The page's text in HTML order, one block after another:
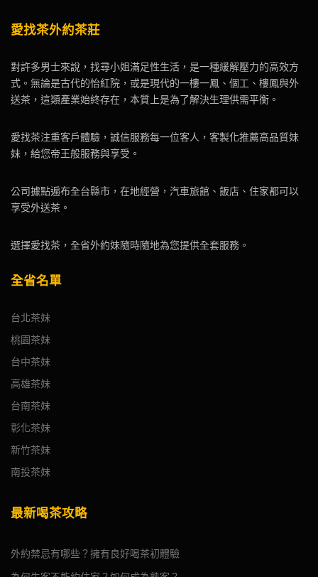
愛找茶外約茶莊
對許多男士來說，找尋小姐滿足性生活，是一種緩解壓力的高效方
式。無論是古代的怡紅院，或是現代的一樓一鳳、個工、樓鳳與外
送茶，這類產業始終存在，本質上是為了解決生理供需平衡。
愛找茶注重客戶體驗，誠信服務每一位客人，客製化推薦高品質妹
妹，給您帝王般服務與享受。
公司據點遍布全台縣市，在地經營，汽車旅館、飯店、住家都可以
享受外送茶。
選擇愛找茶，全省外約妹隨時隨地為您提供全套服務。
全省名單
台北茶妹
桃園茶妹
台中茶妹
高雄茶妹
台南茶妹
彰化茶妹
新竹茶妹
南投茶妹
最新喝茶攻略
外約禁忌有哪些？擁有良好喝茶初體驗